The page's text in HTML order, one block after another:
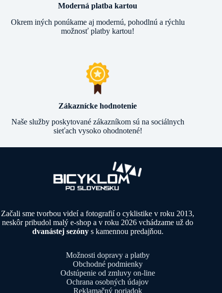
Moderná platba kartou
Okrem iných ponúkame aj modernú, pohodlnú a rýchlu
možnosť platby kartou!
Zákaznícke hodnotenie
Naše služby poskytované zákazníkom sú na sociálnych
sieťach vysoko ohodnotené!
Začali sme tvorbou videí a fotografií o cyklistike v roku 2013,
neskôr pribudol malý e-shop a v roku 2026 vchádzame už do
dvanástej sezónys kamennou predajňou.
Možnosti dopravy a platby
Obchodné podmienky
Odstúpenie od zmluvy on-line
Ochrana osobných údajov
Reklamačný poriadok